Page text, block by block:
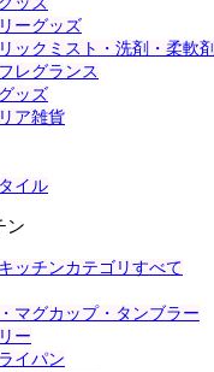
ーグッズ
ックミスト・洗剤・柔軟剤
レグランス
ッズ
ア雑貨
イル
ン
ッチンカテゴリすべて
マグカップ・タンブラー
ー
イパン